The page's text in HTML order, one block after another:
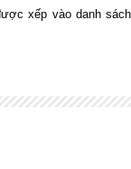
xếp vào danh